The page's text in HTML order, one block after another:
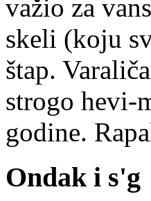
važio za
skeli (koju
štap.
strogo hevi-
godine.
Ondak i s'g